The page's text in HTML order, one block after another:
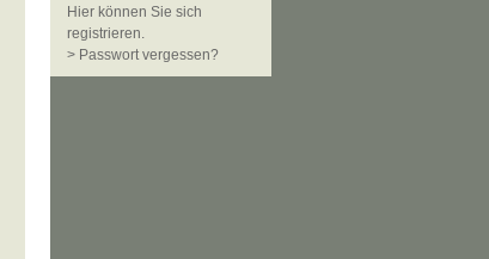
Hier können Sie sich
registrieren.
> Passwort vergessen?